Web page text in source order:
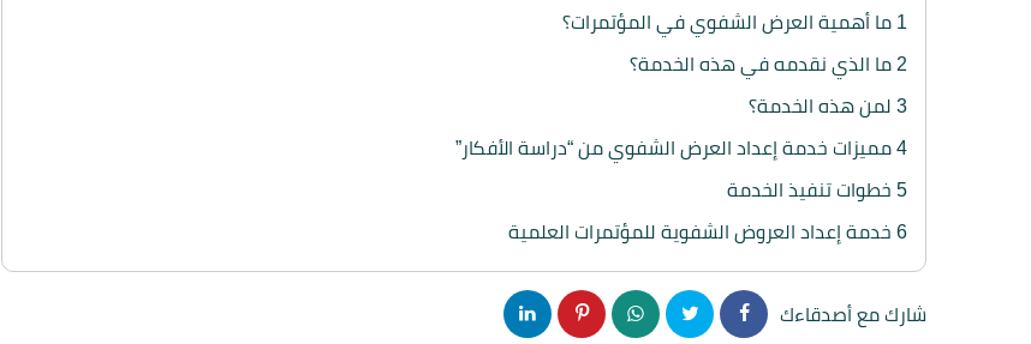
1 ما أهمية العرض الشفوي في المؤتمرات؟
2 ما الذي نقدمه في هذه الخدمة؟
3 لمن هذه الخدمة؟
4 مميزات خدمة إعداد العرض الشفوي من “دراسة الأفكار”
5 خطوات تنفيذ الخدمة
6 خدمة إعداد العروض الشفوية للمؤتمرات العلمية
شارك مع أصدقاءك